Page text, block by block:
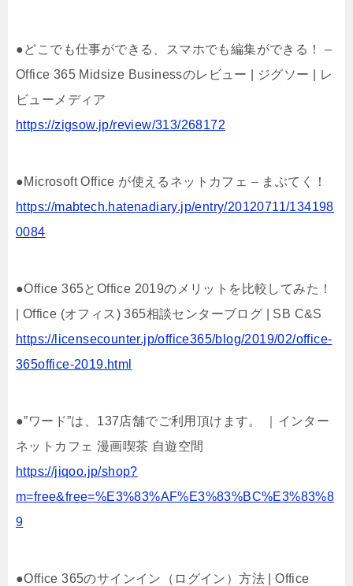
●どこでも仕事ができる、スマホでも編集ができる！ –
Office 365 Midsize Businessのレビュー | ジグソー | レ
ビューメディア
https://zigsow.jp/review/313/268172
●Microsoft Office が使えるネットカフェ – まぶてく！
https://mabtech.hatenadiary.jp/entry/20120711/134198
0084
●Office 365とOffice 2019のメリットを比較してみた！
| Office (オフィス) 365相談センターブログ | SB C&S
https://licensecounter.jp/office365/blog/2019/02/office-
365office-2019.html
●”ワード”は、137店舗でご利用頂けます。 ｜インター
ネットカフェ 漫画喫茶 自遊空間
https://jiqoo.jp/shop?
m=free&free=%E3%83%AF%E3%83%BC%E3%83%8
9
●Office 365のサインイン（ログイン）方法 | Office